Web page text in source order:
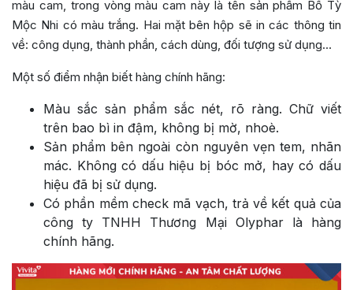
màu cam, trong vòng màu cam này là tên sản phẩm Bổ Tỳ
Mộc Nhi có màu trắng. Hai mặt bên hộp sẽ in các thông tin
về: công dụng, thành phần, cách dùng, đối tượng sử dụng…
Một số điểm nhận biết hàng chính hãng:
Màu sắc sản phẩm sắc nét, rõ ràng. Chữ viết
trên bao bì in đậm, không bị mờ, nhoè.
Sản phẩm bên ngoài còn nguyên vẹn tem, nhãn
mác. Không có dấu hiệu bị bóc mở, hay có dấu
hiệu đã bị sử dụng.
Có phần mềm check mã vạch, trả về kết quả của
công ty TNHH Thương Mại Olyphar là hàng
chính hãng.